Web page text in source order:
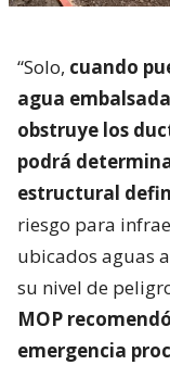
“Solo, cuando
agua
obstruye los
podrá
estructural
riesgo para
ubicados aguas
su nivel de
MOP
emergencia